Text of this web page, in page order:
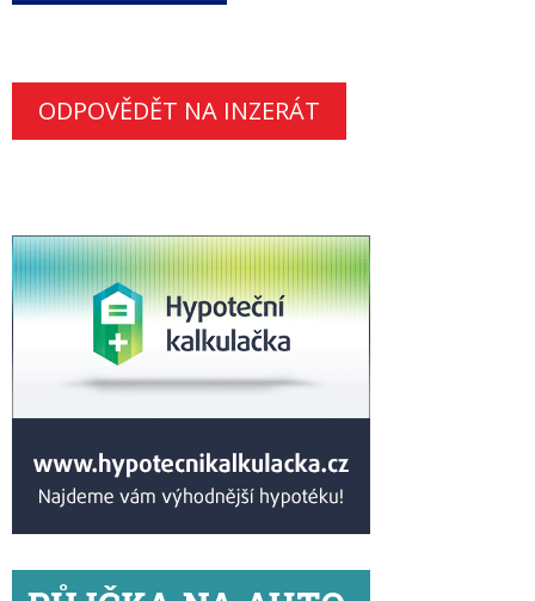
ODPOVĚDĚT NA INZERÁT